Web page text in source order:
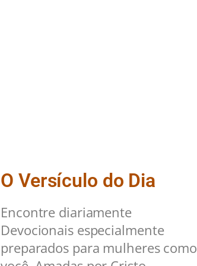
O Versículo do Dia
Encontre diariamente
Devocionais especialmente
preparados para mulheres como